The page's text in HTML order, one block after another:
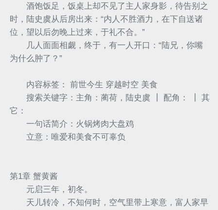
酒饱饭足，饭桌上却不见了主人家身影，待告别之
时，陆史虞从后房出来：“内人不胜酒力，在下自送诸
位，望以后勿晚上过来，于礼不合。”
几人面面相觑，终于，有一人开口：“陆兄，你嘴
为什么肿了？”
内容标签： 前世今生 穿越时空 美食
搜索关键字：主角：蔺荷，陆史虞 ┃ 配角： ┃ 其
它：
一句话简介：火锅烤肉大盘鸡
立意：唯爱和美食不可辜负
第1章 蟹黄酱
元启三年，初冬。
天儿转冷，不知何时，空气里带上寒意，富人家早